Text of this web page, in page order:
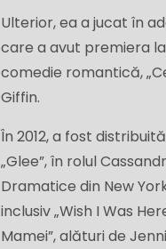
Ulterior, ea a jucat în
care a avut premiera la
comedie romantică,
Giffin.
În 2012, a fost
„Glee”, în rolul
Dramatice din New
inclusiv „Wish I Was
Mamei”, alături de